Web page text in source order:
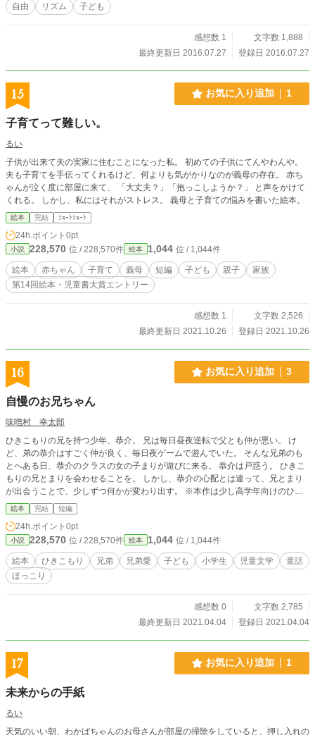
自由 リズム 子ども
感想数 1
文字数 1,888
最終更新日 2016.07.27
登録日 2016.07.27
15 お気に入り追加 1
子育てって難しい。
るい
子供が出来て夫の実家に住むことになった私。 初めての子供にてんやわんや。
夫も子育てを手伝ってくれるけど、何よりも気がかりなのが義母の存在。 赤ち
ゃんが泣く度に部屋に来て、 「大丈夫？」「抱っこしようか？」 と声をかけて
くれる。 しかし、私にはそれがストレス。 義母と子育ての悩みを書いた絵本。
絵本 完結 ｼｮｰﾄｼｮｰﾄ
24h.ポイント 0pt
小説 228,570 位 / 228,570件 絵本 1,044 位 / 1,044件
絵本 赤ちゃん 子育て 義母 短編 子ども 親子
家族
第14回絵本・児童書大賞エントリー
感想数 1
文字数 2,526
最終更新日 2021.10.26
登録日 2021.10.26
16 お気に入り追加 3
自慢のお兄ちゃん
味噌村 幸太郎
ひきこもりの兄を持つ少年、恭介。 兄は毎日昼夜逆転で父とも仲が悪い。 け
ど、弟の恭介はすごく仲が良く、毎日夜ゲームで遊んでいた。 そんな兄弟のも
とへある日、恭介のクラスの女の子まりが遊びに来る。 恭介は戸惑う。 ひきこ
もりの兄とまりを会わせることを。 しかし、恭介の心配とは違って、兄とまり
が出会うことで、少しずつ何かが変わり出す。 ※本作は少し高学年向けのひき
こもりをテーマにした絵本、童話となります。 イラストはのちのちあげる予定
です。
絵本 完結 短編
24h.ポイント 0pt
小説 228,570 位 / 228,570件 絵本 1,044 位 / 1,044件
絵本 ひきこもり 兄弟 兄弟愛 子ども 小学生 児童文学
童話
ほっこり
感想数 0
文字数 2,785
最終更新日 2021.04.04
登録日 2021.04.04
17 お気に入り追加 1
未来からの手紙
るい
天気のいい朝、わかばちゃんのお母さんが部屋の掃除をしていると、押し入れの